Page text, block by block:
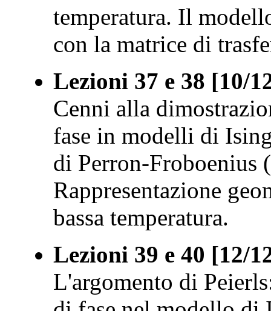
temperatura. Il
con la matrice di
Lezioni 37 e 38 [10/
Cenni alla
fase in modelli di
di Perron-Froboenius
Rappresentazione
bassa temperatura.
Lezioni 39 e 40 [12/
L'argomento di